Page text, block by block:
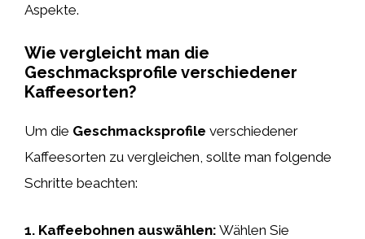
Aspekte.
Wie vergleicht man die
Geschmacksprofile verschiedener
Kaffeesorten?
Um die Geschmacksprofile verschiedener
Kaffeesorten zu vergleichen, sollte man folgende
Schritte beachten:
1. Kaffeebohnen auswählen: Wählen Sie